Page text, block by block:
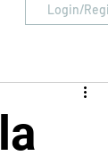
Login/